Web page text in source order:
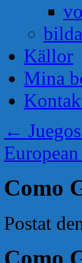
Källor
Mina
←
Como
Postat